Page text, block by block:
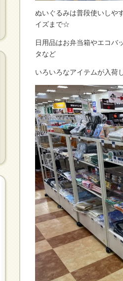
ぬいぐるみは普段使いしや
イズまで☆
日用品はお弁当箱やエコバ
タなど
いろいろなアイテムが入荷